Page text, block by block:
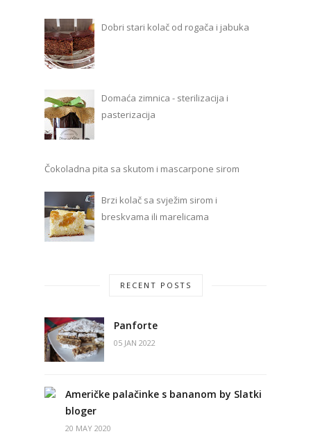
Dobri stari kolač od rogača i jabuka
Domaća zimnica - sterilizacija i
pasterizacija
Čokoladna pita sa skutom i mascarpone sirom
Brzi kolač sa svježim sirom i
breskvama ili marelicama
RECENT POSTS
Panforte
05 JAN 2022
Američke palačinke s bananom by Slatki
bloger
20 MAY 2020